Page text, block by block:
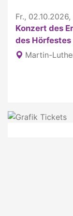
Fr.,
Konzert des
des Hörfestes
Martin-